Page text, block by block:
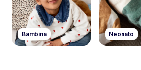
Bambina Neonato